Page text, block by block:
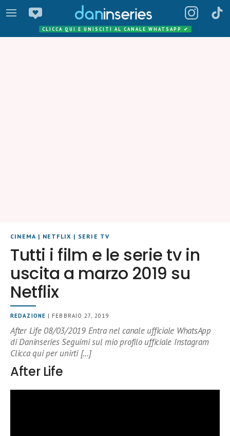
CLICCA QUI E UNISCITI AL CANALE WHATSAPP ✔
CINEMA | NETFLIX | SERIE TV
Tutti i film e le serie tv in
uscita a marzo 2019 su
Netflix
REDAZIONE | FEBBRAIO 27, 2019
After Life 08/03/2019 Entra nel canale ufficiale WhatsApp
di Daninseries Seguimi sul mio profilo ufficiale Instagram
Clicca qui per unirti […]
After Life